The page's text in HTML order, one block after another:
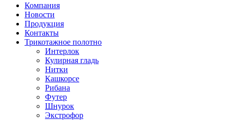
Компания
Новости
Продукция
Контакты
Трикотажное полотно
Интерлок
Кулирная гладь
Нитки
Кашкорсе
Рибана
Футер
Шнурок
Экстрофор